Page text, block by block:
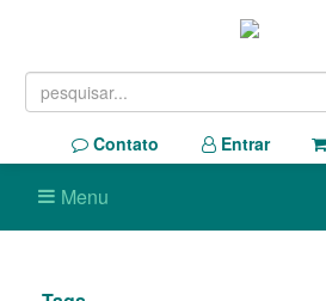
Contato Entrar
Menu